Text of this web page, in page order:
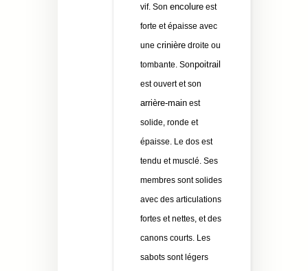
vif. Son encolure est
forte et épaisse avec
une crinière droite ou
tombante. Sonpoitrail
est ouvert et son
arrière-main est
solide, ronde et
épaisse. Le dos est
tendu et musclé. Ses
membres sont solides
avec des articulations
fortes et nettes, et des
canons courts. Les
sabots sont légers